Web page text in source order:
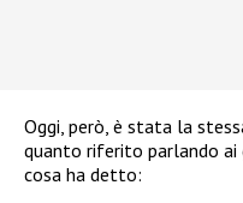
Oggi, però, è stata la
quanto riferito parlando ai
cosa ha detto: